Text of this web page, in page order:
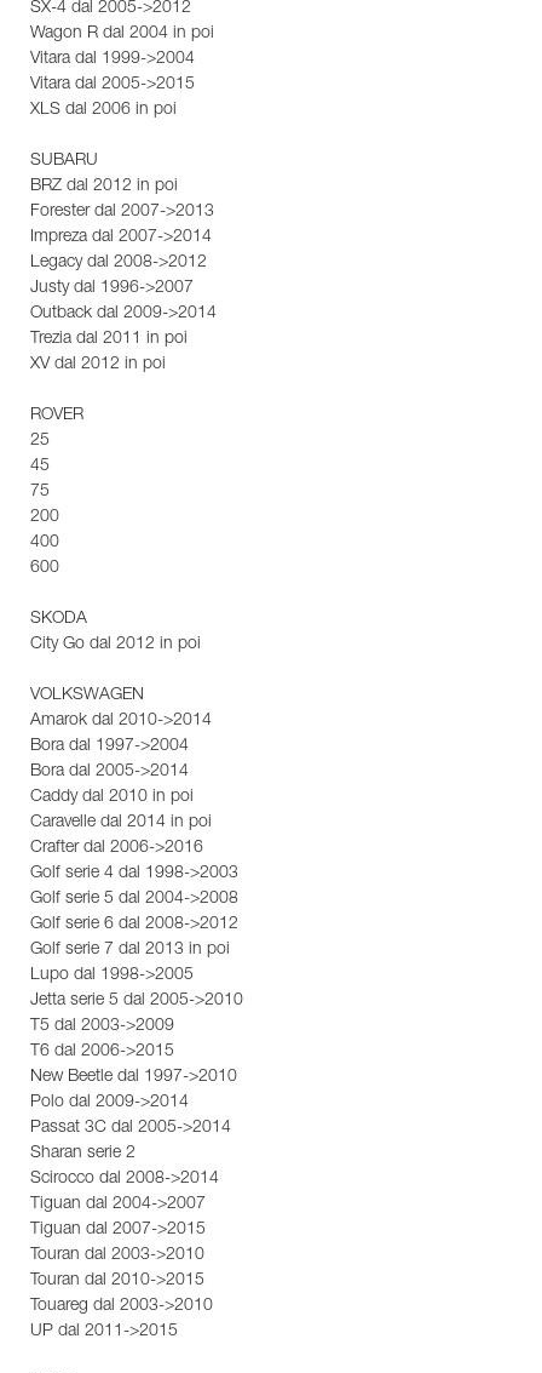
SX-4 dal 2005->2012
Wagon R dal 2004 in poi
Vitara dal 1999->2004
Vitara dal 2005->2015
XLS dal 2006 in poi
SUBARU
BRZ dal 2012 in poi
Forester dal 2007->2013
Impreza dal 2007->2014
Legacy dal 2008->2012
Justy dal 1996->2007
Outback dal 2009->2014
Trezia dal 2011 in poi
XV dal 2012 in poi
ROVER
25
45
75
200
400
600
SKODA
City Go dal 2012 in poi
VOLKSWAGEN
Amarok dal 2010->2014
Bora dal 1997->2004
Bora dal 2005->2014
Caddy dal 2010 in poi
Caravelle dal 2014 in poi
Crafter dal 2006->2016
Golf serie 4 dal 1998->2003
Golf serie 5 dal 2004->2008
Golf serie 6 dal 2008->2012
Golf serie 7 dal 2013 in poi
Lupo dal 1998->2005
Jetta serie 5 dal 2005->2010
T5 dal 2003->2009
T6 dal 2006->2015
New Beetle dal 1997->2010
Polo dal 2009->2014
Passat 3C dal 2005->2014
Sharan serie 2
Scirocco dal 2008->2014
Tiguan dal 2004->2007
Tiguan dal 2007->2015
Touran dal 2003->2010
Touran dal 2010->2015
Touareg dal 2003->2010
UP dal 2011->2015